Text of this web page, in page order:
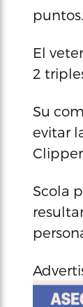
puntos.
El
2
Su
evitar
Scola